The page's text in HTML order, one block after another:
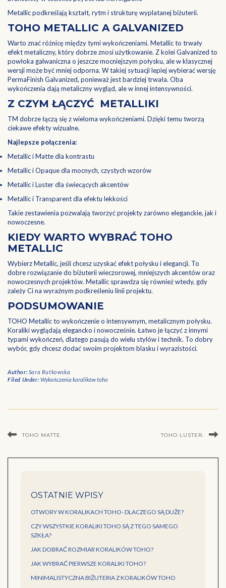
Metallic podkreślają kształt, rytm i strukturę wyplatanej biżuterii.
TOHO METALLIC A GALVANIZED
Warto znać różnicę między tymi wykończeniami. Metallic to trwały
efekt metaliczny, który dobrze znosi użytkowanie. Z kolei Galvanized to
powłoka galwaniczna o jeszcze mocniejszym połysku, ale w klasycznej
wersji może być mniej odporna. W takiej sytuacji lepiej wybierać wersję
PermaFinish Galvanized, ponieważ jest bardziej trwała. Oba
wykończenia dają metaliczny wygląd, ale w innej intensywności.
Z CZYM ŁĄCZYĆ METALLIKI
TM dobrze łączą się z wieloma wykończeniami. Dzięki temu tworzą
ciekawe efekty wizualne.
Najlepsze połączenia:
Metallic i Matte dla kontrastu
Metallic i Opaque dla mocnych, czystych wzorów
Metallic i Luster dla świecących akcentów
Metallic i Transparent dla efektu lekkości
Takie zestawienia pozwalają tworzyć projekty zarówno eleganckie, jak i
nowoczesne.
KIEDY WARTO WYBRAĆ TOHO
METALLIC
Wybierz Metallic, jeśli chcesz uzyskać efekt połysku i elegancji. To
dobre rozwiązanie do biżuterii wieczorowej, mniejszych akcentów oraz
nowoczesnych projektów. Metallic sprawdza się również wtedy, gdy
zależy Ci na wyraźnym podkreśleniu linii projektu.
PODSUMOWANIE
TOHO Metallic to wykończenie o intensywnym, metalicznym połysku.
Koraliki wyglądają elegancko i nowocześnie. Łatwo je łączyć z innymi
typami wykończeń, dlatego pasują do wielu stylów i technik. To dobry
wybór, gdy chcesz dodać swoim projektom blasku i wyrazistości.
Author:Sara Rutkowska
Filed Under:Wykończenia koralików toho
TOHO MATTE. TOHO LUSTER.
OSTATNIE WPISY
OTWORY W KORALIKACH TOHO- DLACZEGO SĄ DUŻE?
CZY WSZYSTKIE KORALIKI TOHO SĄ Z TEGO SAMEGO
SZKŁA?
JAK DOBRAĆ ROZMIAR KORALIKÓW TOHO?
JAK WYBRAĆ PIERWSZE KORALIKI TOHO?
MINIMALISTYCZNA BIŻUTERIA Z KORALIKÓW TOHO